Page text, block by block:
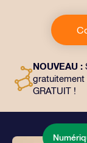
Ce cadeau
documents
choix,
façon magique
NOUVEAU :
gratuitement
GRATUIT !